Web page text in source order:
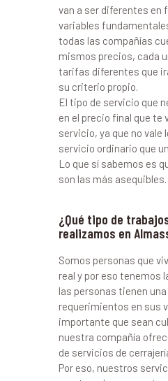
van a ser diferentes en
variables
todas las compañías
mismos precios, cada
tarifas diferentes que
su criterio propio.
El tipo de servicio que
en el precio final que te
servicio, ya que no vale
servicio ordinario que
Lo que sí sabemos es
son las más asequibles.
¿Qué tipo de
realizamos en
Somos personas que
real y por eso tenemos
las personas tienen
requerimientos en sus
importante que sean
nuestra compañía
de servicios de
Por eso, nuestros